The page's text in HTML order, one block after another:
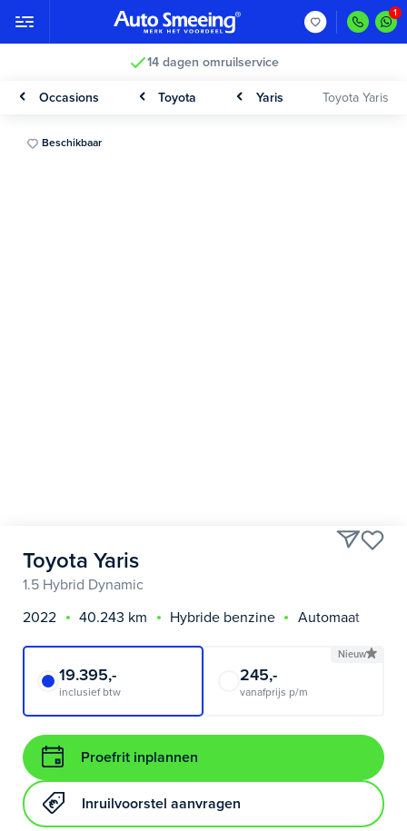
14 dagen omruilservice
Occasions Toyota Yaris Toyota Yaris
Beschikbaar
Toyota Yaris
1.5 Hybrid Dynamic
2022
40.243 km Hybride benzine Automaat
19.395,-
inclusief btw
Nieuw
245,-
vanafprijs p/m
Proefrit inplannen
Inruilvoorstel aanvragen